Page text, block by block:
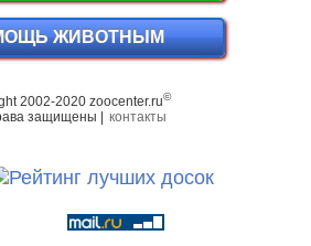
ЖИВОТНЫМ
2002-2020 zoocenter.ru©
защищены | контакты